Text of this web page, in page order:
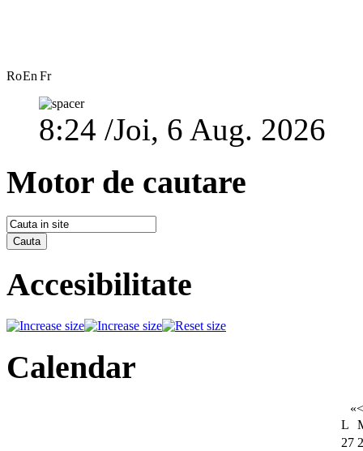
RoEn Fr
8:24 /Joi, 6 Aug. 2026
Motor de cautare
Accesibilitate
Calendar
«<
L
27